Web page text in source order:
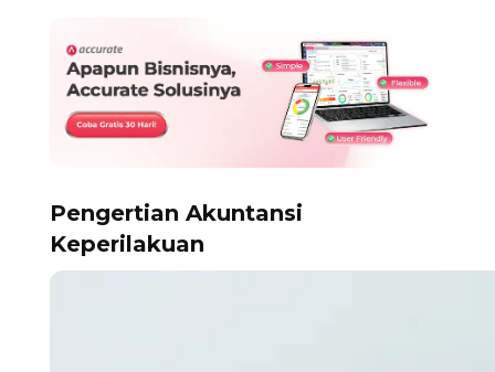
Pengertian Akuntansi
Keperilakuan